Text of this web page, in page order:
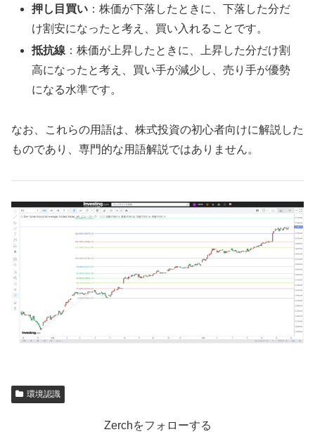
押し目買い ：株価が下落したときに、下落した分だ
け割安になったと考え、買い入れることです。
抵抗線 ：株価が上昇したときに、上昇した分だけ割
高になったと考え、買い手が減少し、売り手が優勢
になる水準です。
なお、これらの用語は、株式投資の初心者向けに解説した
ものであり、専門的な用語解説ではありません。
環境認識
Zerchをフォローする